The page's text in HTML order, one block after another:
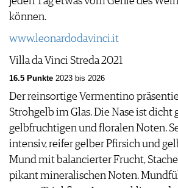
können.
www.leonardodavinci.it
Villa da Vinci Streda 2021
16.5 Punkte 2023 bis 2026
Der reinsortige Vermentino
Strohgelb im Glas. Die Nase ist
gelbfruchtigen und floralen Noten.
intensiv, reifer gelber Pfirsich und
Mund mit balancierter Frucht,
pikant mineralischen Noten.